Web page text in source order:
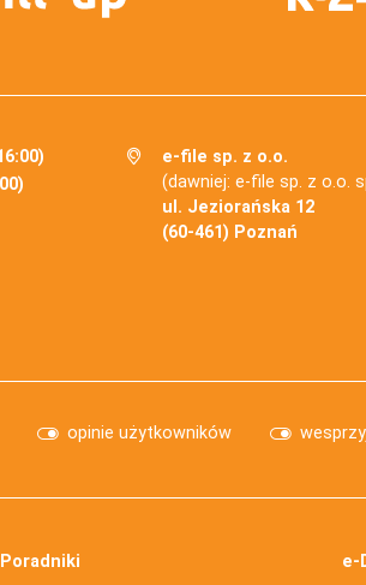
e-file sp. z o.o.
(dawniej: e-file sp. z o.o.
ul. Jeziorańska 12
(60-461) Poznań
opinie użytkowników
Poradniki e-